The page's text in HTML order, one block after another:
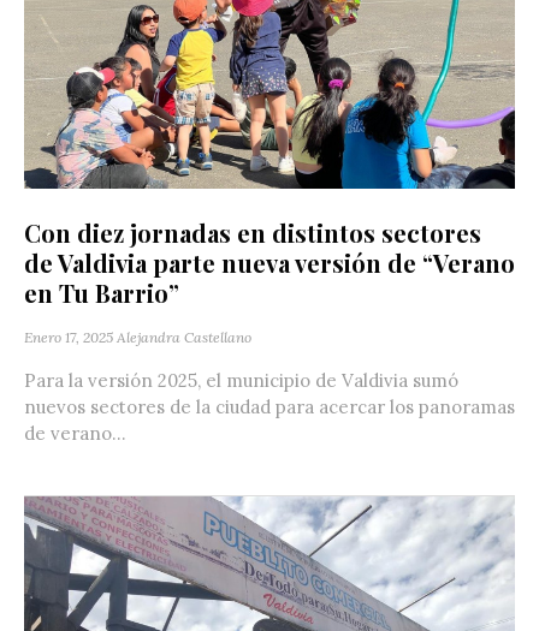
Con diez jornadas en distintos sectores
de Valdivia parte nueva versión de “Verano
en Tu Barrio”
Enero 17, 2025 Alejandra Castellano
Para la versión 2025, el municipio de Valdivia sumó
nuevos sectores de la ciudad para acercar los panoramas
de verano...